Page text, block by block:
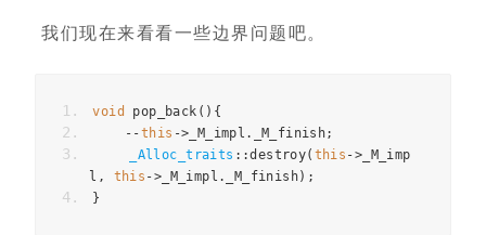
我们现在来看看一些边界问题吧。
void pop_back (){
--this -> _M_impl . _M_finish;
_Alloc_traits ::destroy( this -> _M_imp
l , this -> _M_impl . _M_finish);
}